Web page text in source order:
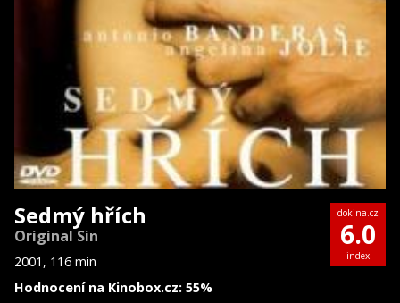
Sedmý hřích
Original Sin
2001, 116 min
Hodnocení na Kinobox.cz: 55%
dokina.cz
6.0
index